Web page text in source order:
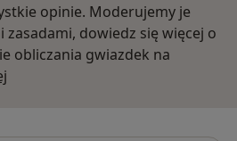
opinie. Moderujemy je
zasadami, dowiedz się więcej o
obliczania gwiazdek na